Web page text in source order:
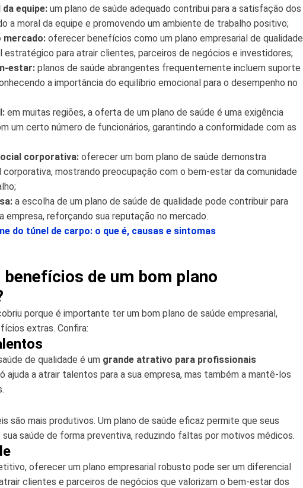
equipe: um plano de saúde adequado contribui para a satisfação dos
a moral da equipe e promovendo um ambiente de trabalho positivo;
mercado: oferecer benefícios como um plano empresarial de qualidade
estratégico para atrair clientes, parceiros de negócios e investidores;
estar: planos de saúde abrangentes frequentemente incluem suporte
a importância do equilíbrio emocional para o desempenho no
em muitas regiões, a oferta de um plano de saúde é uma exigência
um certo número de funcionários, garantindo a conformidade com as
corporativa: oferecer um bom plano de saúde demonstra
corporativa, mostrando preocupação com o bem-estar da comunidade
a escolha de um plano de saúde de qualidade pode contribuir para
empresa, reforçando sua reputação no mercado.
do túnel de carpo: o que é, causas e sintomas
benefícios de um bom plano
porque é importante ter um bom plano de saúde empresarial,
extras. Confira:
de qualidade é um grande atrativo para profissionais
ajuda a atrair talentos para a sua empresa, mas também a mantê-los
são mais produtivos. Um plano de saúde eficaz permite que seus
saúde de forma preventiva, reduzindo faltas por motivos médicos.
oferecer um plano empresarial robusto pode ser um diferencial
clientes e parceiros de negócios que valorizam o bem-estar dos